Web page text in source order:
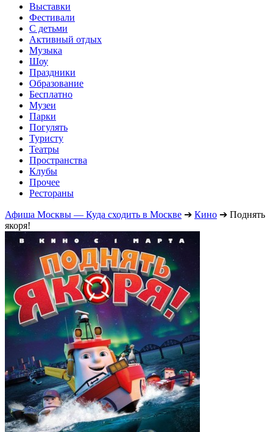
Выставки
Фестивали
С детьми
Активный отдых
Музыка
Шоу
Праздники
Образование
Бесплатно
Музеи
Парки
Погулять
Туристу
Театры
Пространства
Клубы
Прочее
Рестораны
Афиша Москвы — Куда сходить в Москве ➔ Кино ➔ Поднять
якоря!